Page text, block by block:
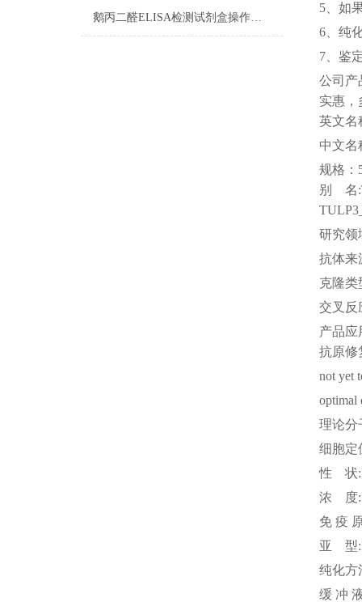
鹅丙二醛ELISA检测试剂盒操作步骤
5、如
6、纯
7、鉴
公司 产
实惠，
英文名
中文名
规格：
别
名
研究领
抗体来
克隆类
交叉反
产品应
抗原修
not yet
optimal
理论分
细胞定
性
状
浓
度
免 疫
亚
型
纯化方
缓 冲